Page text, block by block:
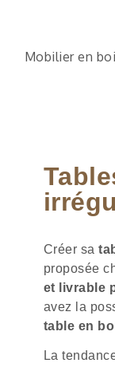
Mobilier en
Créer sa
proposée
et livrable
avez la
table en
La